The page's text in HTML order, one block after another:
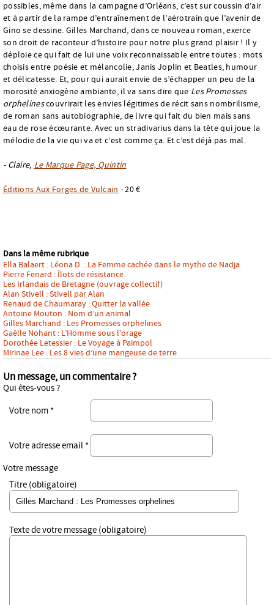
possibles, même dans la campagne d’Orléans, c’est sur coussin d’air
et à partir de la rampe d’entraînement de l’aérotrain que l’avenir de
Gino se dessine. Gilles Marchand, dans ce nouveau roman, exerce
son droit de raconteur d’histoire pour notre plus grand plaisir ! Il y
déploie ce qui fait de lui une voix reconnaissable entre toutes : mots
choisis entre poésie et mélancolie, Janis Joplin et Beatles, humour
et délicatesse. Et, pour qui aurait envie de s’échapper un peu de la
morosité anxiogène ambiante, il va sans dire que Les Promesses
orphelinescouvrirait les envies légitimes de récit sans nombrilisme,
de roman sans autobiographie, de livre qui fait du bien mais sans
eau de rose écœurante. Avec un stradivarius dans la tête qui joue la
mélodie de la vie qui va et c’est comme ça. Et c’est déjà pas mal.
- Claire, Le Marque Page, Quintin
Éditions Aux Forges de Vulcain - 20 €
Dans la même rubrique
Ella Balaert : Léona D. : La Femme cachée dans le mythe de Nadja
Pierre Fenard : Îlots de résistance
Les Irlandais de Bretagne (ouvrage collectif)
Alan Stivell : Stivell par Alan
Renaud de Chaumaray : Quitter la vallée
Antoine Mouton : Nom d’un animal
Gilles Marchand : Les Promesses orphelines
Gaëlle Nohant : L’Homme sous l’orage
Dorothée Letessier : Le Voyage à Paimpol
Mirinae Lee : Les 8 vies d’une mangeuse de terre
Un message, un commentaire ?
Qui êtes-vous ?
Votre nom *
Votre adresse email *
Votre message
Titre (obligatoire)
Texte de votre message (obligatoire)